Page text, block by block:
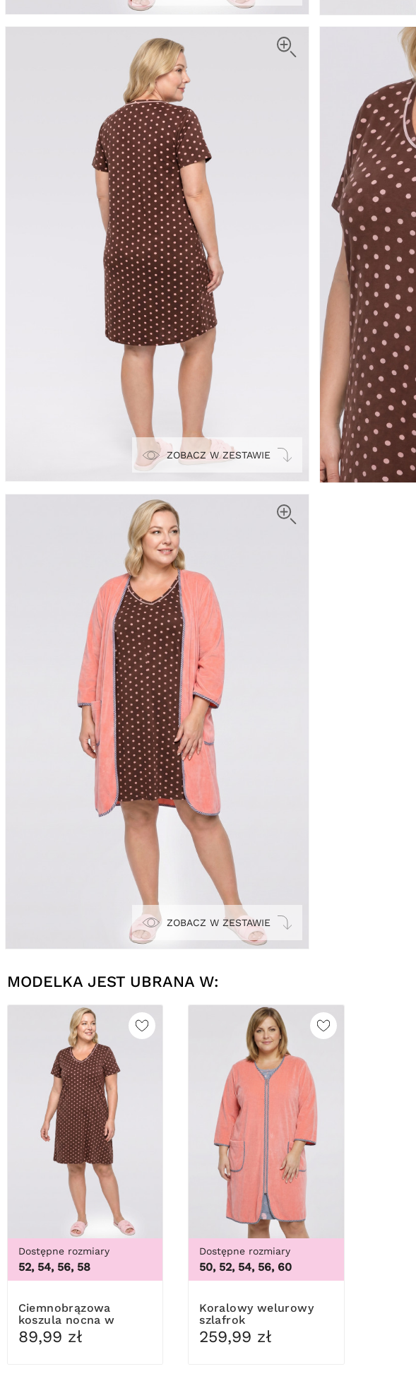
ZOBACZ W ZESTAWIE
ZOBACZ W ZESTAWIE
MODELKA JEST UBRANA W:
Dostępne rozmiary
52, 54, 56, 58
Ciemnobrązowa
koszula nocna w
beżowe kropki
89,99 zł
Dostępne rozmiary
50, 52, 54, 56, 60
Koralowy welurowy
szlafrok
259,99 zł